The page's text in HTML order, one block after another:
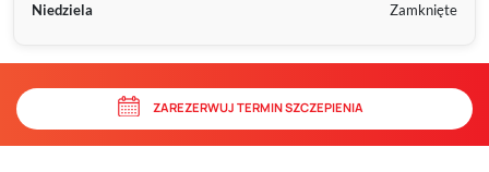
Niedziela
Zamknięte
ZAREZERWUJ TERMIN SZCZEPIENIA